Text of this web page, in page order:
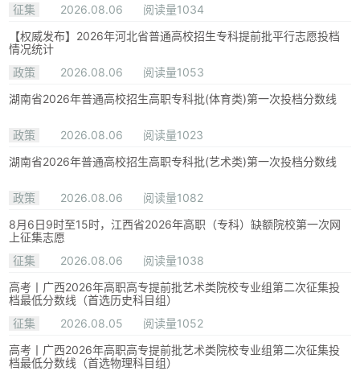
征集 2026.08.06
阅读量1034
【权威发布】2026年河北省普通高校招生专科提前批平行志愿投档
情况统计
政策
2026.08.06
阅读量1053
湖南省2026年普通高校招生高职专科批(体育类)第一次投档分数线
政策 2026.08.06
阅读量1023
湖南省2026年普通高校招生高职专科批(艺术类)第一次投档分数线
政策 2026.08.06
阅读量1082
8月6日9时至15时，江西省2026年高职（专科）缺额院校第一次网
上征集志愿
征集
2026.08.06
阅读量1038
高考丨广西2026年高职高专提前批艺术类院校专业组第二次征集投
档最低分数线（首选历史科目组）
征集
2026.08.05
阅读量1052
高考丨广西2026年高职高专提前批艺术类院校专业组第二次征集投
档最低分数线（首选物理科目组）